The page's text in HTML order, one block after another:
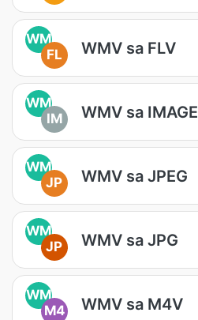
WM
FL
WMV sa FLV
WM
IM
WMV sa IMAGE
WM
JP
WMV sa JPEG
WM
JP
WMV sa JPG
WM
M4
WMV sa M4V